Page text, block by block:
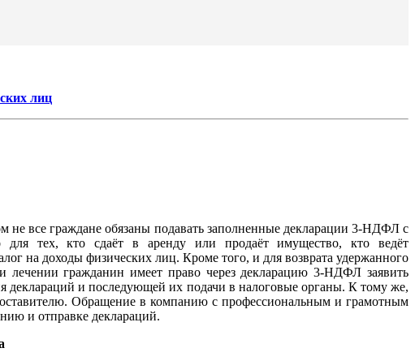
лиц
не все граждане обязаны подавать заполненные декларации 3-НДФЛ с
для тех, кто сдаёт в аренду или продаёт имущество, кто ведёт
на доходы физических лиц. Кроме того, и для возврата удержанного
гражданин имеет право через декларацию 3-НДФЛ заявить
деклараций и последующей их подачи в налоговые органы. К тому же,
Обращение в компанию с профессиональным и грамотным
и отправке деклараций.